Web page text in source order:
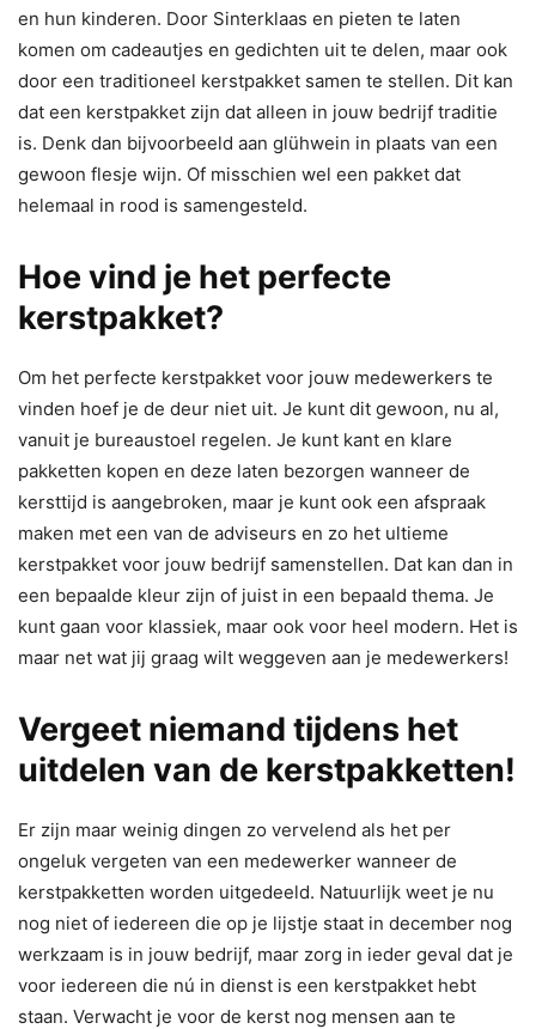
en hun kinderen. Door Sinterklaas en pieten te laten
komen om cadeautjes en gedichten uit te delen, maar ook
door een traditioneel kerstpakket samen te stellen. Dit kan
dat een kerstpakket zijn dat alleen in jouw bedrijf traditie
is. Denk dan bijvoorbeeld aan glühwein in plaats van een
gewoon flesje wijn. Of misschien wel een pakket dat
helemaal in rood is samengesteld.
Hoe vind je het perfecte
kerstpakket?
Om het perfecte kerstpakket voor jouw medewerkers te
vinden hoef je de deur niet uit. Je kunt dit gewoon, nu al,
vanuit je bureaustoel regelen. Je kunt kant en klare
pakketten kopen en deze laten bezorgen wanneer de
kersttijd is aangebroken, maar je kunt ook een afspraak
maken met een van de adviseurs en zo het ultieme
kerstpakket voor jouw bedrijf samenstellen. Dat kan dan in
een bepaalde kleur zijn of juist in een bepaald thema. Je
kunt gaan voor klassiek, maar ook voor heel modern. Het is
maar net wat jij graag wilt weggeven aan je medewerkers!
Vergeet niemand tijdens het
uitdelen van de kerstpakketten!
Er zijn maar weinig dingen zo vervelend als het per
ongeluk vergeten van een medewerker wanneer de
kerstpakketten worden uitgedeeld. Natuurlijk weet je nu
nog niet of iedereen die op je lijstje staat in december nog
werkzaam is in jouw bedrijf, maar zorg in ieder geval dat je
voor iedereen die nú in dienst is een kerstpakket hebt
staan. Verwacht je voor de kerst nog mensen aan te